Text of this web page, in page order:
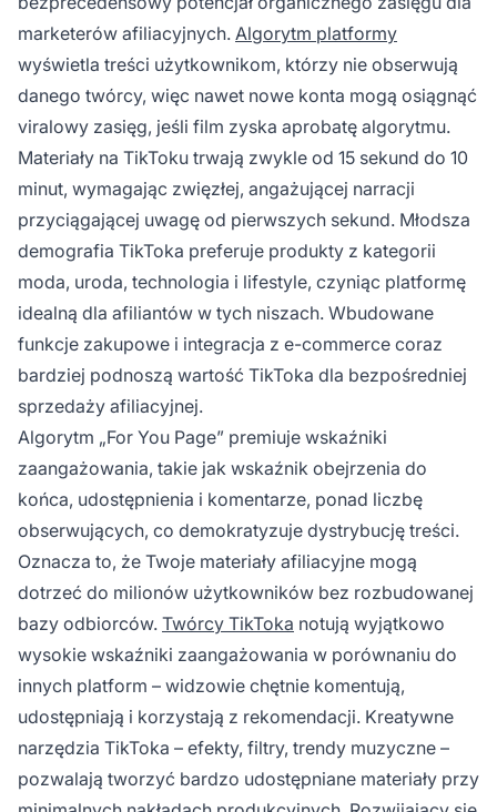
marketerów afiliacyjnych. Algorytm platformy
wyświetla treści użytkownikom, którzy nie obserwują
danego twórcy, więc nawet nowe konta mogą osiągnąć
viralowy zasięg, jeśli film zyska aprobatę algorytmu.
Materiały na TikToku trwają zwykle od 15 sekund do 10
minut, wymagając zwięzłej, angażującej narracji
przyciągającej uwagę od pierwszych sekund. Młodsza
demografia TikToka preferuje produkty z kategorii
moda, uroda, technologia i lifestyle, czyniąc platformę
idealną dla afiliantów w tych niszach. Wbudowane
funkcje zakupowe i integracja z e-commerce coraz
bardziej podnoszą wartość TikToka dla bezpośredniej
sprzedaży afiliacyjnej.
Algorytm „For You Page” premiuje wskaźniki
zaangażowania, takie jak wskaźnik obejrzenia do
końca, udostępnienia i komentarze, ponad liczbę
obserwujących, co demokratyzuje dystrybucję treści.
Oznacza to, że Twoje materiały afiliacyjne mogą
dotrzeć do milionów użytkowników bez rozbudowanej
bazy odbiorców. Twórcy TikToka notują wyjątkowo
wysokie wskaźniki zaangażowania w porównaniu do
innych platform – widzowie chętnie komentują,
udostępniają i korzystają z rekomendacji. Kreatywne
narzędzia TikToka – efekty, filtry, trendy muzyczne –
pozwalają tworzyć bardzo udostępniane materiały przy